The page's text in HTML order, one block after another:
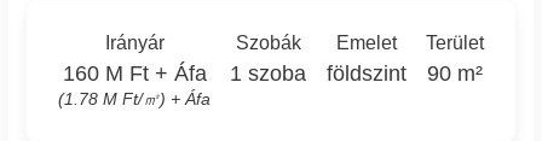
Irányár
160 M Ft + Áfa
(1.78 M Ft/㎡) + Áfa
Szobák
1 szoba
Emelet
földszint
Terület
90 m²